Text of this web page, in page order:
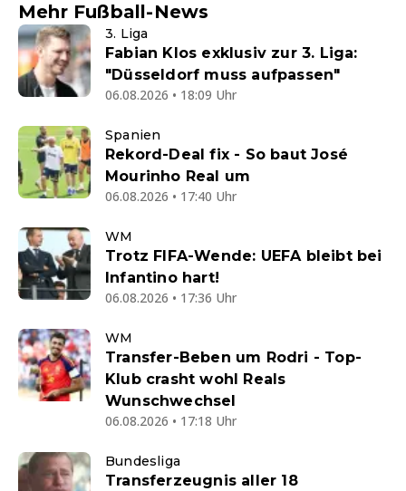
Mehr Fußball-News
3. Liga
Fabian Klos exklusiv zur 3. Liga:
"Düsseldorf muss aufpassen"
06.08.2026 • 18:09 Uhr
Spanien
Rekord-Deal fix - So baut José
Mourinho Real um
06.08.2026 • 17:40 Uhr
WM
Trotz FIFA-Wende: UEFA bleibt bei
Infantino hart!
06.08.2026 • 17:36 Uhr
WM
Transfer-Beben um Rodri - Top-
Klub crasht wohl Reals
Wunschwechsel
06.08.2026 • 17:18 Uhr
Bundesliga
Transferzeugnis aller 18